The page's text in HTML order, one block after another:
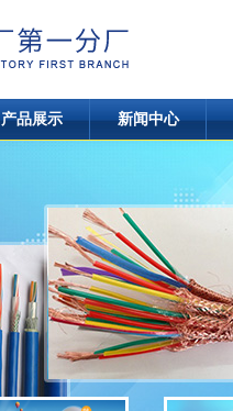
产品展示 新闻中心